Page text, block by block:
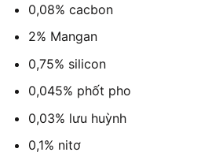
0,08% cacbon
2% Mangan
0,75% silicon
0,045% phốt pho
0,03% lưu huỳnh
0,1% nitơ